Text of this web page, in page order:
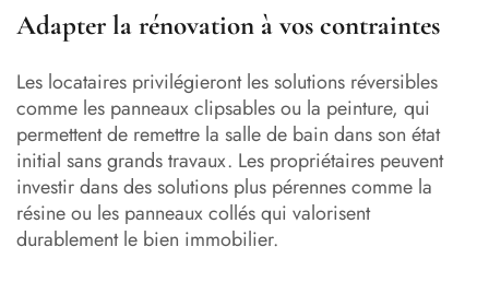
Adapter la rénovation à vos contraintes
Les locataires privilégieront les solutions réversibles
comme les panneaux clipsables ou la peinture, qui
permettent de remettre la salle de bain dans son état
initial sans grands travaux. Les propriétaires peuvent
investir dans des solutions plus pérennes comme la
résine ou les panneaux collés qui valorisent
durablement le bien immobilier.